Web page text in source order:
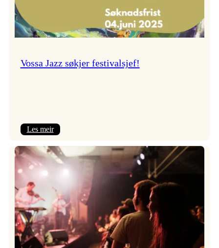
Vossa Jazz søkjer festivalsjef!
Les meir:
Jazz
søkjer